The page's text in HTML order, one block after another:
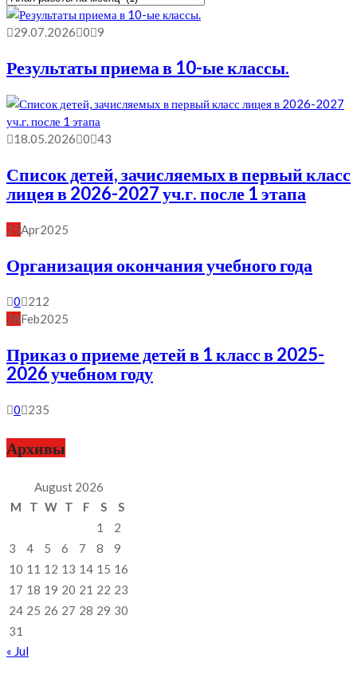
Рубрику
29.07.2026 0 9
Результаты приема в 10-ые классы.
18.05.2026 0 43
Список детей, зачисляемых в первый класс
лицея в 2026-2027 уч.г. после 1 этапа
25Apr2025
Организация окончания учебного года
0
212
28Feb2025
Приказ о приеме детей в 1 класс в 2025-
2026 учебном году
0 235
Архивы
August 2026
M
T W T F S
S
1
2
3
4 5 6 7 8
9
10 11 12 13 14 15 16
17 18 19 20 21 22 23
24 25 26 27 28 29 30
31
« Jul